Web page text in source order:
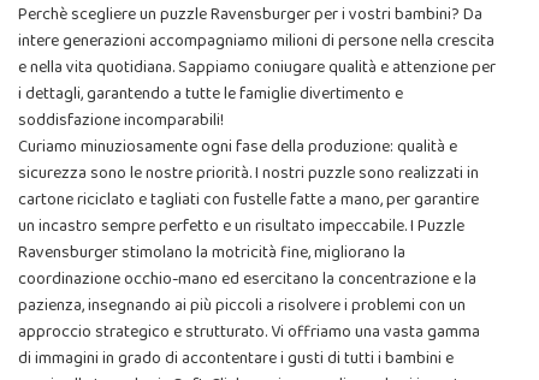
Perchè scegliere un puzzle Ravensburger per i vostri bambini? Da
intere generazioni accompagniamo milioni di persone nella crescita
e nella vita quotidiana. Sappiamo coniugare qualità e attenzione per
i dettagli, garantendo a tutte le famiglie divertimento e
soddisfazione incomparabili!
Curiamo minuziosamente ogni fase della produzione: qualità e
sicurezza sono le nostre priorità. I nostri puzzle sono realizzati in
cartone riciclato e tagliati con fustelle fatte a mano, per garantire
un incastro sempre perfetto e un risultato impeccabile. I Puzzle
Ravensburger stimolano la motricità fine, migliorano la
coordinazione occhio-mano ed esercitano la concentrazione e la
pazienza, insegnando ai più piccoli a risolvere i problemi con un
approccio strategico e strutturato. Vi offriamo una vasta gamma
di immagini in grado di accontentare i gusti di tutti i bambini e